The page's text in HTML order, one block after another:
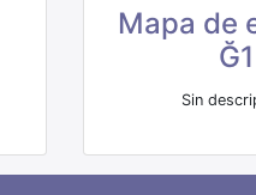
Mapa de
Ğ1
Sin